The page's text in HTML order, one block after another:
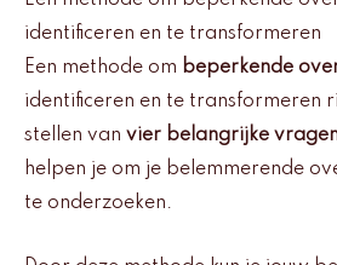
identificeren en te transformeren
Een methode om beperkende
identificeren en te transformeren
stellen van vier belangrijke
helpen je om je belemmerende
te onderzoeken.